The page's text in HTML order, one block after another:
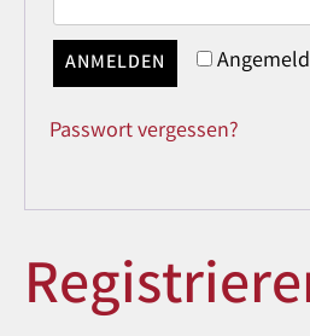
ANMELDEN
Passwort vergessen?